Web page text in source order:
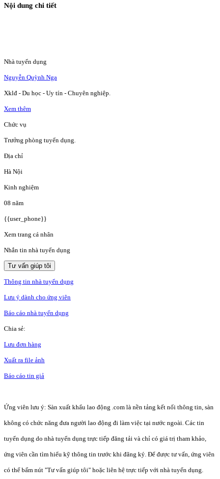
Nội dung chi tiết
Nhà tuyển dụng
Nguyễn Quỳnh Nga
Xklđ - Du học - Uy tín - Chuyên nghiệp.
Xem thêm
Chức vụ
Trưởng phòng tuyển dụng.
Địa chỉ
Hà Nội
Kinh nghiệm
08 năm
{{user_phone}}
Xem trang cá nhân
Nhắn tin nhà tuyển dụng
Tư vấn giúp tôi
Thông tin nhà tuyển dụng
Lưu ý dành cho ứng viên
Báo cáo nhà tuyển dụng
Chia sẻ:
Lưu đơn hàng
Xuất ra file ảnh
Báo cáo tin giả
Ứng viên lưu ý: Sàn xuất khẩu lao động .com là nền tảng kết nối thông tin, sàn
không có chức năng đưa người lao động đi làm việc tại nước ngoài. Các tin
tuyển dụng do nhà tuyển dụng trực tiếp đăng tải và chỉ có giá trị tham khảo,
ứng viên cần tìm hiểu kỹ thông tin trước khi đăng ký. Để được tư vấn, ứng viên
có thể bấm nút "Tư vấn giúp tôi" hoặc liên hệ trực tiếp với nhà tuyển dụng.